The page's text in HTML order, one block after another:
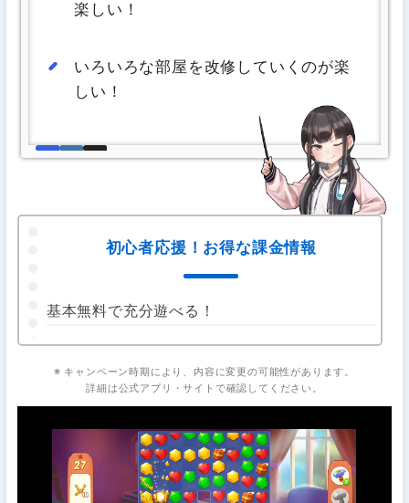
楽しい！
いろいろな部屋を改修していくのが楽
しい！
初心者応援！お得な課金情報
基本無料で充分遊べる！
※ キャンペーン時期により、内容に変更の可能性があります。
詳細は公式アプリ・サイトで確認してください。